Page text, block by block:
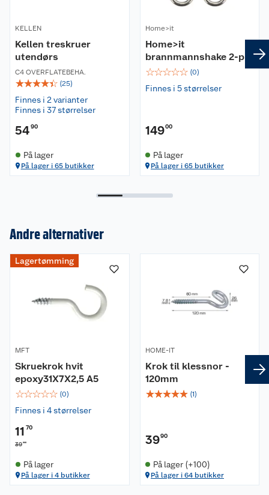
KELLEN
Kellen treskruer
utendørs
C4 OVERFLATEBEHA.
☆☆☆☆☆ (25)
Finnes i 2 varianter
Finnes i 37 størrelser
5490
På lager
På lager i 65 butikker
Home>it
Home>it
brannmannshake 2-pk
☆☆☆☆☆ (0)
Finnes i 5 størrelser
14900
På lager
På lager i 65 butikker
Andre alternativer
Lagertømming
MFT
Skruekrok hvit
epoxy31X7X2,5 A5
☆☆☆☆☆ (0)
Finnes i 4 størrelser
11 70
3900
På lager
På lager i 4 butikker
HOME-IT
Krok til klessnor -
120mm
☆☆☆☆☆ (1)
3990
På lager (+100)
På lager i 64 butikker
Retur- og angrerett
Reklamasjon
Ofte stilte spørsmål
Leie tilhenger
Om oss
Våre merkevarer
Kjøpsvilkår
Personvern
Cookies
Bærekraft
Lavprisløfte
Åpent kjøp
Retur av el-avfall
Hageinspirasjon
Oppussing med utemaling
Oppussing med innemaling
Et varmere hjem
Gulv